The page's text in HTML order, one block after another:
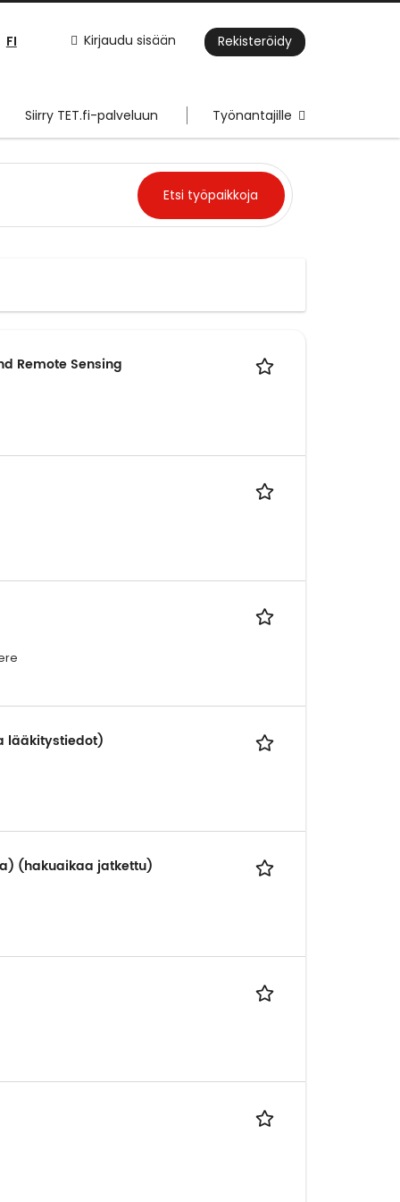
Kirjaudu sisään Rekisteröidy
FI
Siirry TET.fi-palveluun Työnantajille
Remote Sensing
lääkitystiedot)
(hakuaikaa jatkettu)